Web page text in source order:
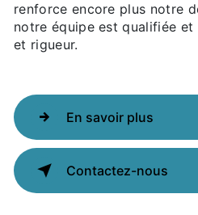
renforce encore plus notre
notre équipe est qualifiée
et rigueur.
En savoir plus
Contactez-nous